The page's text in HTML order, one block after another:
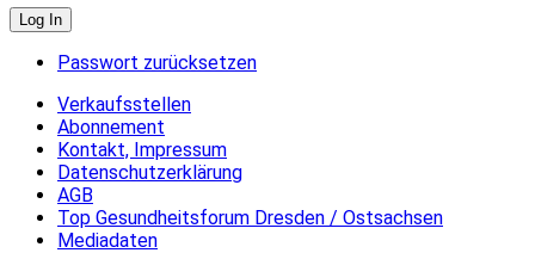
Passwort zurücksetzen
Verkaufsstellen
Abonnement
Kontakt, Impressum
Datenschutzerklärung
AGB
Top Gesundheitsforum Dresden / Ostsachsen
Mediadaten